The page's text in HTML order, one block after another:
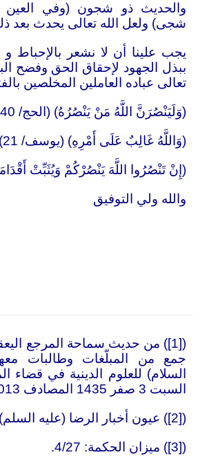
والحديث ذو شجون (وفي
شجى) ولعل الله تعالى يحدث بعد
يجب علينا أن لا نشعر بالإحباط
ببذل الجهود لإحقاق الحق وفضح
تعالى عباده العاملين المخلصين
(وَلَيَنْصُرَنَّ اللَّهُ مَنْ يَنْصُرُهُ) (الحج/ 40)
(وَاللَّهُ غَالِبٌ عَلَى أَمْرِهِ) (يوسف/ 21)
( إِنْ تَنْصُرُوا اللَّهَ يَنْصُرْكُمْ وَيُثَبِّتْ
والله ولي التوفيق
([1])
من حديث سماحة المرجع
جمع من المبلّغات وطالبات
السلام) للعلوم الدينية في قضاء
السبت 3 صفر 1435 المصادف 7/12/2013
([2])
عيون أخبار الرضا (عليه السلم) 2 / 177/ 5
([3])
ميزان الحكمة: 4/27
.